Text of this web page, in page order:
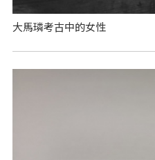
大馬璘考古中的女性